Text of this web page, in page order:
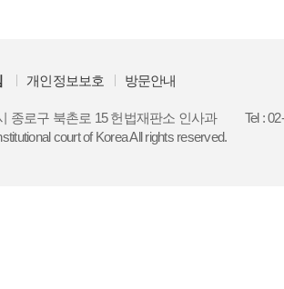
개인정보보호 방문안내
종로구 북촌로 15 헌법재판소 인사과
Tel :
court of Korea All rights reserved.